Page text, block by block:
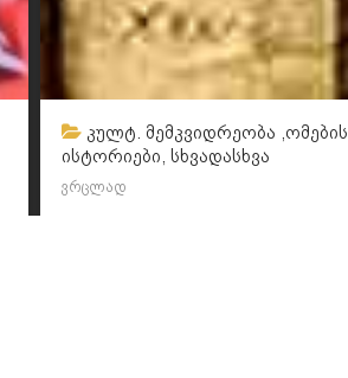
კულტ. მემკვიდრეობა ,ომების
ისტორიები, სხვადასხვა
ვრცლად